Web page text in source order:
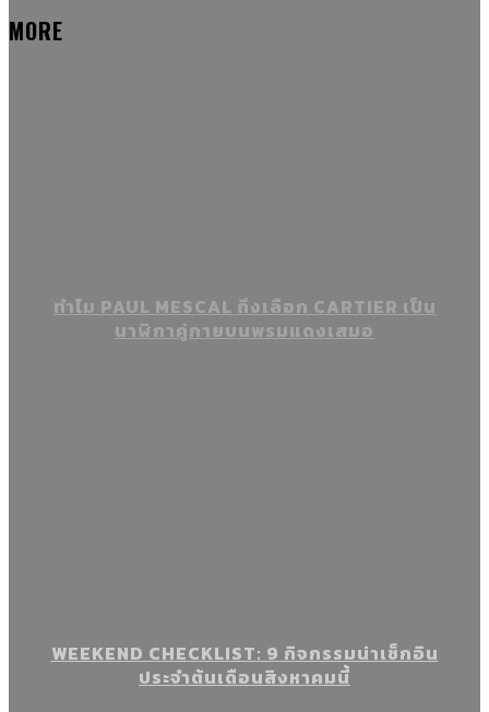
MORE
ทำไม PAUL MESCAL ถึงเลือก CARTIER เป็น
นาฬิกาคู่กายบนพรมแดงเสมอ
WEEKEND CHECKLIST: 9 กิจกรรมน่าเช็กอิน
ประจำต้นเดือนสิงหาคมนี้